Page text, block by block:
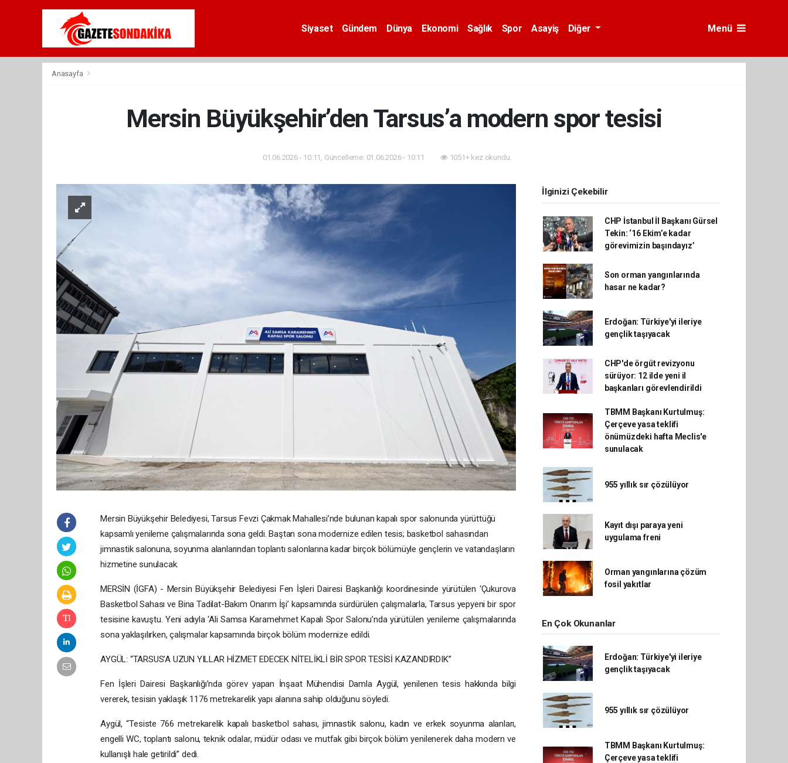
Siyaset Gündem Dünya Ekonomi Sağlık Spor Asayiş Diğer Menü
Anasayfa
Mersin Büyükşehir’den Tarsus’a modern spor tesisi
01.06.2026 - 10:11, Güncelleme: 01.06.2026 - 10:11 1051+ kez okundu.
Mersin Büyükşehir Belediyesi, Tarsus Fevzi Çakmak Mahallesi’nde bulunan kapalı spor salonunda yürüttüğü
kapsamlı yenileme çalışmalarında sona geldi. Baştan sona modernize edilen tesis; basketbol sahasından
jimnastik salonuna, soyunma alanlarından toplantı salonlarına kadar birçok bölümüyle gençlerin ve vatandaşların
hizmetine sunulacak.
MERSİN (İGFA) - Mersin Büyükşehir Belediyesi Fen İşleri Dairesi Başkanlığı koordinesinde yürütülen ‘Çukurova
Basketbol Sahası ve Bina Tadilat-Bakım Onarım İşi’ kapsamında sürdürülen çalışmalarla, Tarsus yepyeni bir spor
tesisine kavuştu. Yeni adıyla ‘Ali Samsa Karamehmet Kapalı Spor Salonu’nda yürütülen yenileme çalışmalarında
sona yaklaşılırken, çalışmalar kapsamında birçok bölüm modernize edildi.
AYGÜL: “TARSUS’A UZUN YILLAR HİZMET EDECEK NİTELİKLİ BİR SPOR TESİSİ KAZANDIRDIK”
Fen İşleri Dairesi Başkanlığı’nda görev yapan İnşaat Mühendisi Damla Aygül, yenilenen tesis hakkında bilgi
vererek, tesisin yaklaşık 1176 metrekarelik yapı alanına sahip olduğunu söyledi.
Aygül, “Tesiste 766 metrekarelik kapalı basketbol sahası, jimnastik salonu, kadın ve erkek soyunma alanları,
engelli WC, toplantı salonu, teknik odalar, müdür odası ve mutfak gibi birçok bölüm yenilenerek daha modern ve
kullanışlı hale getirildi” dedi.
İlginizi Çekebilir
CHP İstanbul İl Başkanı Gürsel
Tekin: ‘16 Ekim’e kadar
görevimizin başındayız’
Son orman yangınlarında
hasar ne kadar?
Erdoğan: Türkiye'yi ileriye
gençlik taşıyacak
CHP'de örgüt revizyonu
sürüyor: 12 ilde yeni il
başkanları görevlendirildi
TBMM Başkanı Kurtulmuş:
Çerçeve yasa teklifi
önümüzdeki hafta Meclis'e
sunulacak
955 yıllık sır çözülüyor
Kayıt dışı paraya yeni
uygulama freni
Orman yangınlarına çözüm
fosil yakıtlar
En Çok Okunanlar
Erdoğan: Türkiye'yi ileriye
gençlik taşıyacak
955 yıllık sır çözülüyor
TBMM Başkanı Kurtulmuş:
Çerçeve yasa teklifi